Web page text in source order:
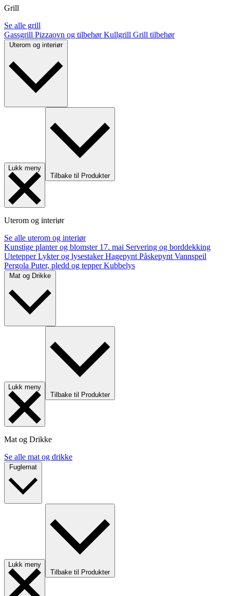
Grill
Se alle grill
Gassgrill Pizzaovn og tilbehørKullgrill Grill tilbehør
Uterom og interiør
Lukk meny
Tilbake til Produkter
Uterom og interiør
Se alle uterom og interiør
Kunstige planter og blomster 17. mai Servering og borddekking
UtetepperLykter og lysestakerHagepynt Påskepynt Vannspeil
Pergola Puter, pledd og tepperKubbelys
Lukk meny
Tilbake til Produkter
Mat og Drikke
Se alle mat og drikke
Lukk meny
Tilbake til Produkter